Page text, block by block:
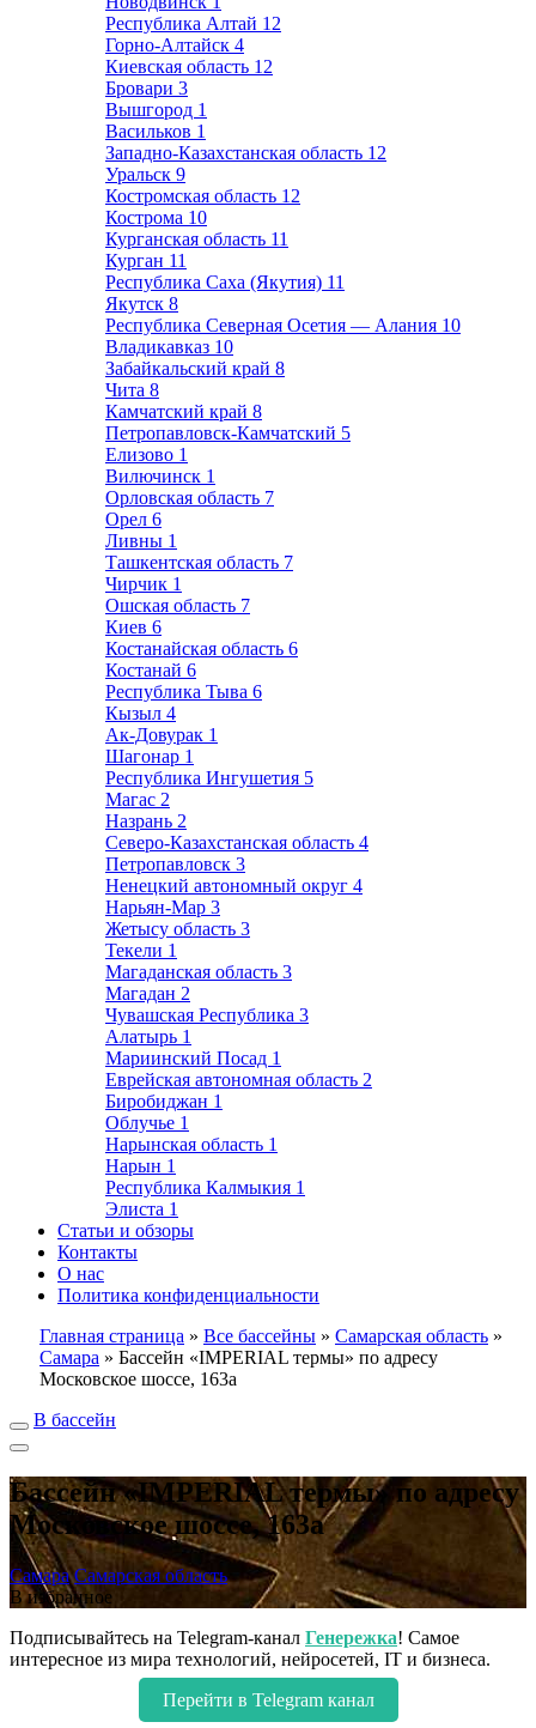
Республика Алтай 12
Горно-Алтайск 4
Киевская область 12
Бровари 3
Вышгород 1
Васильков 1
Западно-Казахстанская область 12
Уральск 9
Костромская область 12
Кострома 10
Курганская область 11
Курган 11
Республика Саха (Якутия) 11
Якутск 8
Республика Северная Осетия — Алания 10
Владикавказ 10
Забайкальский край 8
Чита 8
Камчатский край 8
Петропавловск-Камчатский 5
Елизово 1
Вилючинск 1
Орловская область 7
Орел 6
Ливны 1
Ташкентская область 7
Чирчик 1
Ошская область 7
Киев 6
Костанайская область 6
Костанай 6
Республика Тыва 6
Кызыл 4
Ак-Довурак 1
Шагонар 1
Республика Ингушетия 5
Магас 2
Назрань 2
Северо-Казахстанская область 4
Петропавловск 3
Ненецкий автономный округ 4
Нарьян-Мар 3
Жетысу область 3
Текели 1
Магаданская область 3
Магадан 2
Чувашская Республика 3
Алатырь 1
Мариинский Посад 1
Еврейская автономная область 2
Биробиджан 1
Облучье 1
Нарынская область 1
Нарын 1
Республика Калмыкия 1
Элиста 1
Статьи и обзоры
Контакты
О нас
Политика конфиденциальности
Главная страница » Все бассейны » Самарская область »
Самара » Бассейн «IMPERIAL термы» по адресу
Московское шоссе, 163а
В бассейн
Бассейн «IMPERIAL термы» по адресу
Московское шоссе, 163а
Самара Самарская область
В избранное
Подписывайтесь на Telegram-канал Генережка! Самое
интересное из мира технологий, нейросетей, IT и бизнеса.
Перейти в Telegram канал